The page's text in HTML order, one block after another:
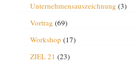
Unternehmensauszeichnung (3)
Vortrag (69)
Workshop (17)
ZIEL 21 (23)